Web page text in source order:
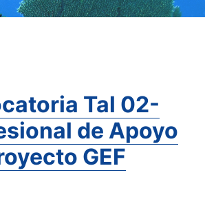
Tal 02-
de Apoyo
GEF